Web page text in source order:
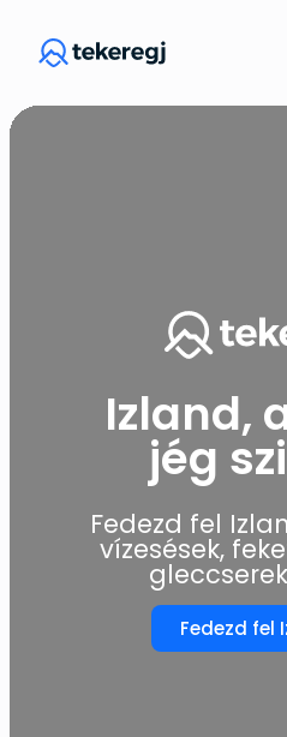
Izland,
jég
Fedezd fel
vízesések,
Fedezd fel